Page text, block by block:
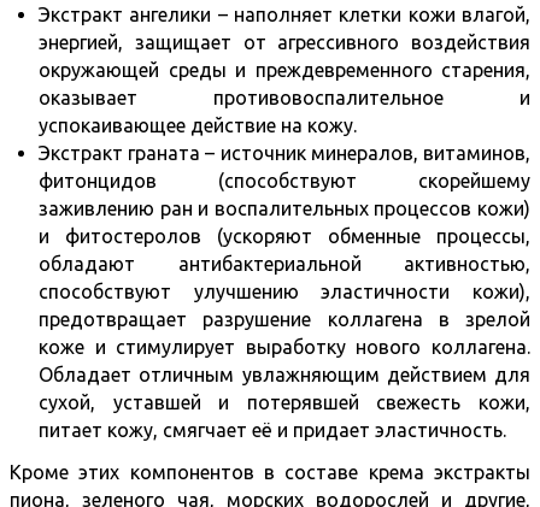
Экстракт ангелики – наполняет клетки кожи влагой,
энергией, защищает от агрессивного воздействия
окружающей среды и преждевременного старения,
оказывает противовоспалительное и
успокаивающее действие на кожу.
Экстракт граната – источник минералов, витаминов,
фитонцидов (способствуют скорейшему
заживлению ран и воспалительных процессов кожи)
и фитостеролов (ускоряют обменные процессы,
обладают антибактериальной активностью,
способствуют улучшению эластичности кожи),
предотвращает разрушение коллагена в зрелой
коже и стимулирует выработку нового коллагена.
Обладает отличным увлажняющим действием для
сухой, уставшей и потерявшей свежесть кожи,
питает кожу, смягчает её и придает эластичность.
Кроме этих компонентов в составе крема экстракты
пиона, зеленого чая, морских водорослей и другие,